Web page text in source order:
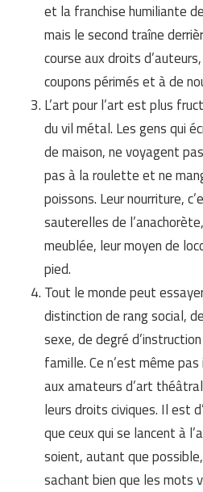
et la franchise humiliante
mais le second traîne
course aux droits
coupons périmés et à de
L’art pour l’art est plus
du vil métal. Les gens qui
de maison, ne voyagent
pas à la roulette et ne
poissons. Leur nourriture,
sauterelles de
meublée, leur moyen de
pied.
Tout le monde peut
distinction de rang social,
sexe, de degré
famille. Ce n’est même
aux amateurs d’art
leurs droits civiques. Il est
que ceux qui se lancent à
soient, autant que
sachant bien que les mots